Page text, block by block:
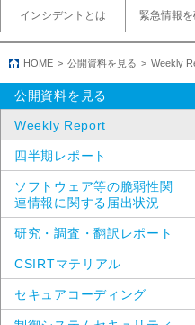
インシデントとは 緊急情報
HOME 公開資料を見る Weekly
公開資料を見る
Weekly Report
四半期レポート
ソフトウェア等の脆弱性関
連情報に関する届出状況
研究・調査・翻訳レポート
CSIRTマテリアル
セキュアコーディング